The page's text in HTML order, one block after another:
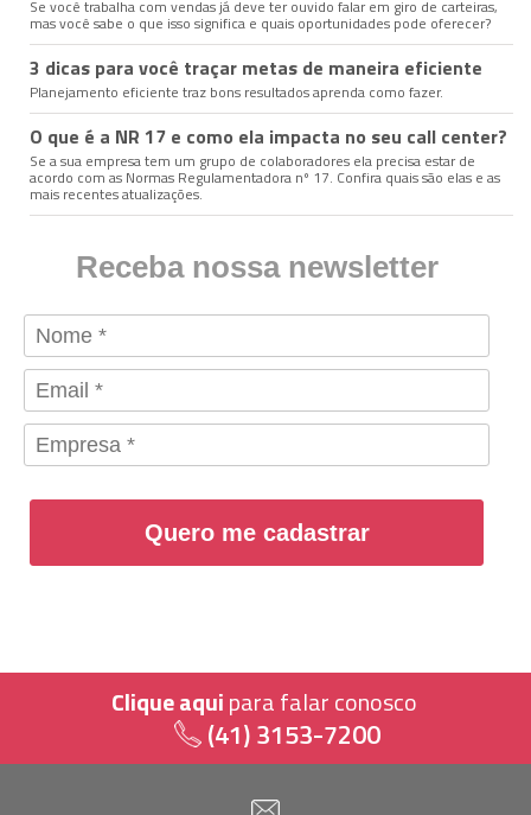
Se você trabalha com vendas já deve ter ouvido falar em giro de carteiras,
mas você sabe o que isso significa e quais oportunidades pode oferecer?
3 dicas para você traçar metas de maneira eficiente
Planejamento eficiente traz bons resultados aprenda como fazer.
O que é a NR 17 e como ela impacta no seu call center?
Se a sua empresa tem um grupo de colaboradores ela precisa estar de
acordo com as Normas Regulamentadora nº 17. Confira quais são elas e as
mais recentes atualizações.
Receba nossa newsletter
Quero me cadastrar
Clique aquipara falar conosco
(41) 3153-7200